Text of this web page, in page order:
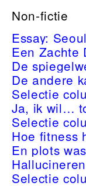
Non-fictie
Essay:
De
Selectie
Selectie
En plots
Selectie